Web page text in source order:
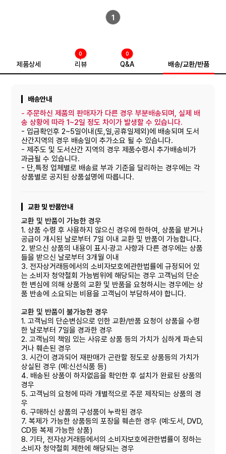
1
제품상세 리뷰
0
Q&A
0
배송/교환/반품
배송안내
-주문하신 제품의 판매자가 다른 경우 부분배송되며, 실제 배
송 상황에 따라 1~2일 정도 차이가 발생할 수 있습니다.
- 입금확인후 2~5일이내(토,일,공휴일제외)에 배송되며 도서
산간지역의 경우 배송일이 추가소요 될 수 있습니다.
- 제주도 및 도서산간 지역의 경우 제품수령시 추가배송비가
과금될 수 있습니다.
- 단,특정 업체별로 배송료 부과 기준을 달리하는 경우에는 각
상품별로 공지된 상품설명에 따릅니다.
교환 및 반품안내
교환 및 반품이 가능한 경우
1. 상품 수령 후 사용하지 않으신 경우에 한하여, 상품을 받거나
공급이 개시된 날로부터 7일 이내 교환 및 반품이 가능합니다.
2. 받으신 상품의 내용이 표시·광고 사항과 다른 경우에는 상품
들을 받으신 날로부터 3개월 이내
3. 전자상거래등에서의 소비자보호에관한법률에 규정되어 있
는 소비자 청약철회 가능범위에 해당되는 경우 고객님의 단순
한 변심에 의해 상품의 교환 및 반품을 요청하시는 경우에는 상
품 반송에 소요되는 비용을 고객님이 부담하셔야 합니다.
교환 및 반품이 불가능한 경우
1. 고객님의 단순변심으로 인한 교환/반품 요청이 상품을 수령
한 날로부터 7일을 경과한 경우
2. 고객님의 책임 있는 사유로 상품 등의 가치가 심하게 파손되
거나 훼손된 경우
3. 시간이 경과되어 재판매가 곤란할 정도로 상품등의 가치가
상실된 경우 (예:신선식품 등)
4. 배송된 상품이 하자없음을 확인한 후 설치가 완료된 상품의
경우
5. 고객님의 요청에 따라 개별적으로 주문 제작되는 상품의 경
우
6. 구매하신 상품의 구성품이 누락된 경우
7. 복제가 가능한 상품등의 포장을 훼손한 경우 (예:도서, DVD,
CD등 복제 가능한 상품)
8. 기타, 전자상거래등에서의 소비자보호에관한볍률이 정하는
소비자 청약철회 제한에 해당되는 경우